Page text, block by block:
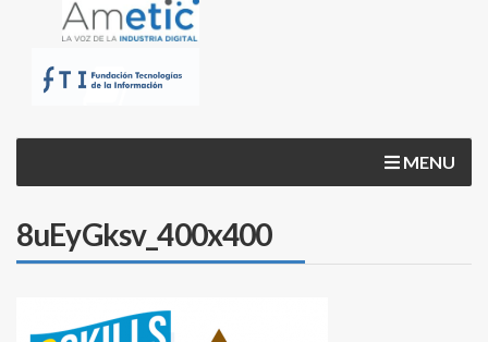
MENU
8uEyGksv_400x400